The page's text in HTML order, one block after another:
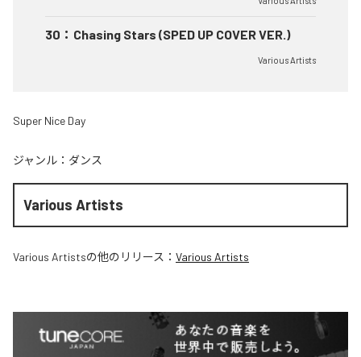
30 ： Chasing Stars (SPED UP COVER VER.)
Various Artists
Super Nice Day
ジャンル： ダンス
Various Artists
Various Artistsの他のリリース： Various Artists